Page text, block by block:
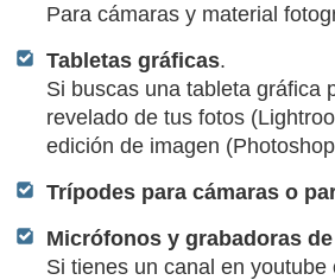
Para cámaras y material
Tabletas gráficas.
Si buscas una tableta gráfica
revelado de tus fotos
edición de imagen
Trípodes para cámaras o
Micrófonos y grabadoras
Si tienes un canal en youtube